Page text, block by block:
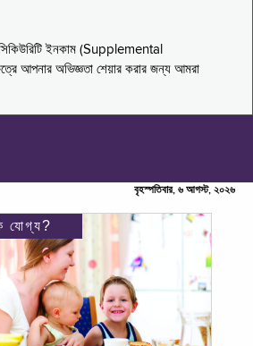
ইনকাম (Supplemental
আপনার অভিজ্ঞতা শেয়ার করার জন্য আমরা
বৃহস্পতিবার, ৬ আগস্ট, ২০২৬
যোগ্য?